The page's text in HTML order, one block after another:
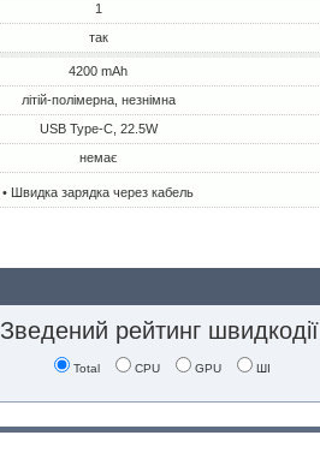
1
так
4200 mAh
літій-полімерна, незнімна
USB Type-C, 22.5W
немає
• Швидка зарядка через кабель
Зведений рейтинг швидкодії
Total CPU GPU ШІ